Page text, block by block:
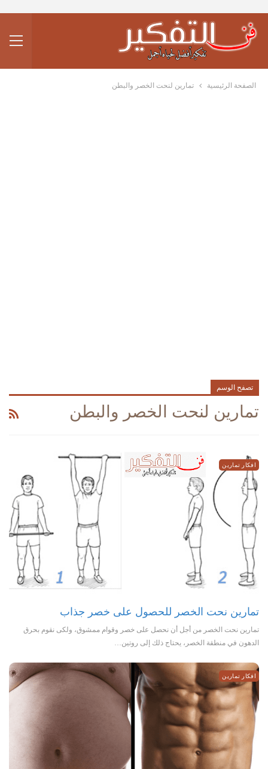
الصفحة الرئيسية تمارين لنحت الخصر والبطن
تصفح الوسم
تمارين لنحت الخصر والبطن
افكار تمارين
تمارين نحت الخصر للحصول على خصر جذاب
تمارين نحت الخصر من أجل أن نحصل على خصر وقوام ممشوق، ولكى نقوم بحرق
الدهون في منطقة الخصر، يحتاج ذلك إلى روتين…
افكار تمارين